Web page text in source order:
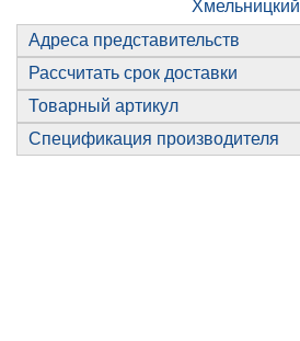
Хмельницкий
Адреса представительств
Рассчитать срок доставки
Товарный артикул
Спецификация производителя